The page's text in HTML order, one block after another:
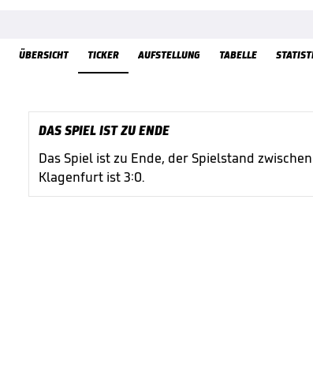
ÜBERSICHT TICKER AUFSTELLUNG TABELLE
ÜbersichtTicker
DAS SPIEL IST ZU ENDE
Das Spiel ist zu Ende, der Spielstand
Klagenfurt ist 3:0.